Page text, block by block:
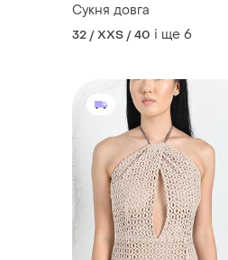
Сукня довга
32 / XXS / 40 і ще 6